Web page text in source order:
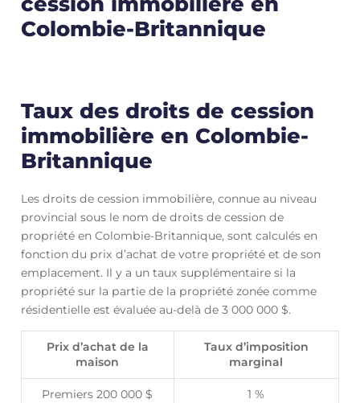
Colombie-Britannique
Taux des droits de cession
immobilière en Colombie-
Britannique
Les droits de cession immobilière, connue au niveau
provincial sous le nom de droits de cession de
propriété en Colombie-Britannique, sont calculés en
fonction du prix d’achat de votre propriété et de son
emplacement. Il y a un taux supplémentaire si la
propriété sur la partie de la propriété zonée comme
résidentielle est évaluée au-delà de 3 000 000 $.
Prix ​​d’achat de la
maison
Taux d’imposition
marginal
Premiers 200 000 $ 1 %